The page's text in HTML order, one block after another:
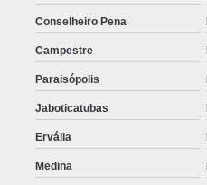
Conselheiro Pena
Campestre
Paraisópolis
Jaboticatubas
Ervália
Medina